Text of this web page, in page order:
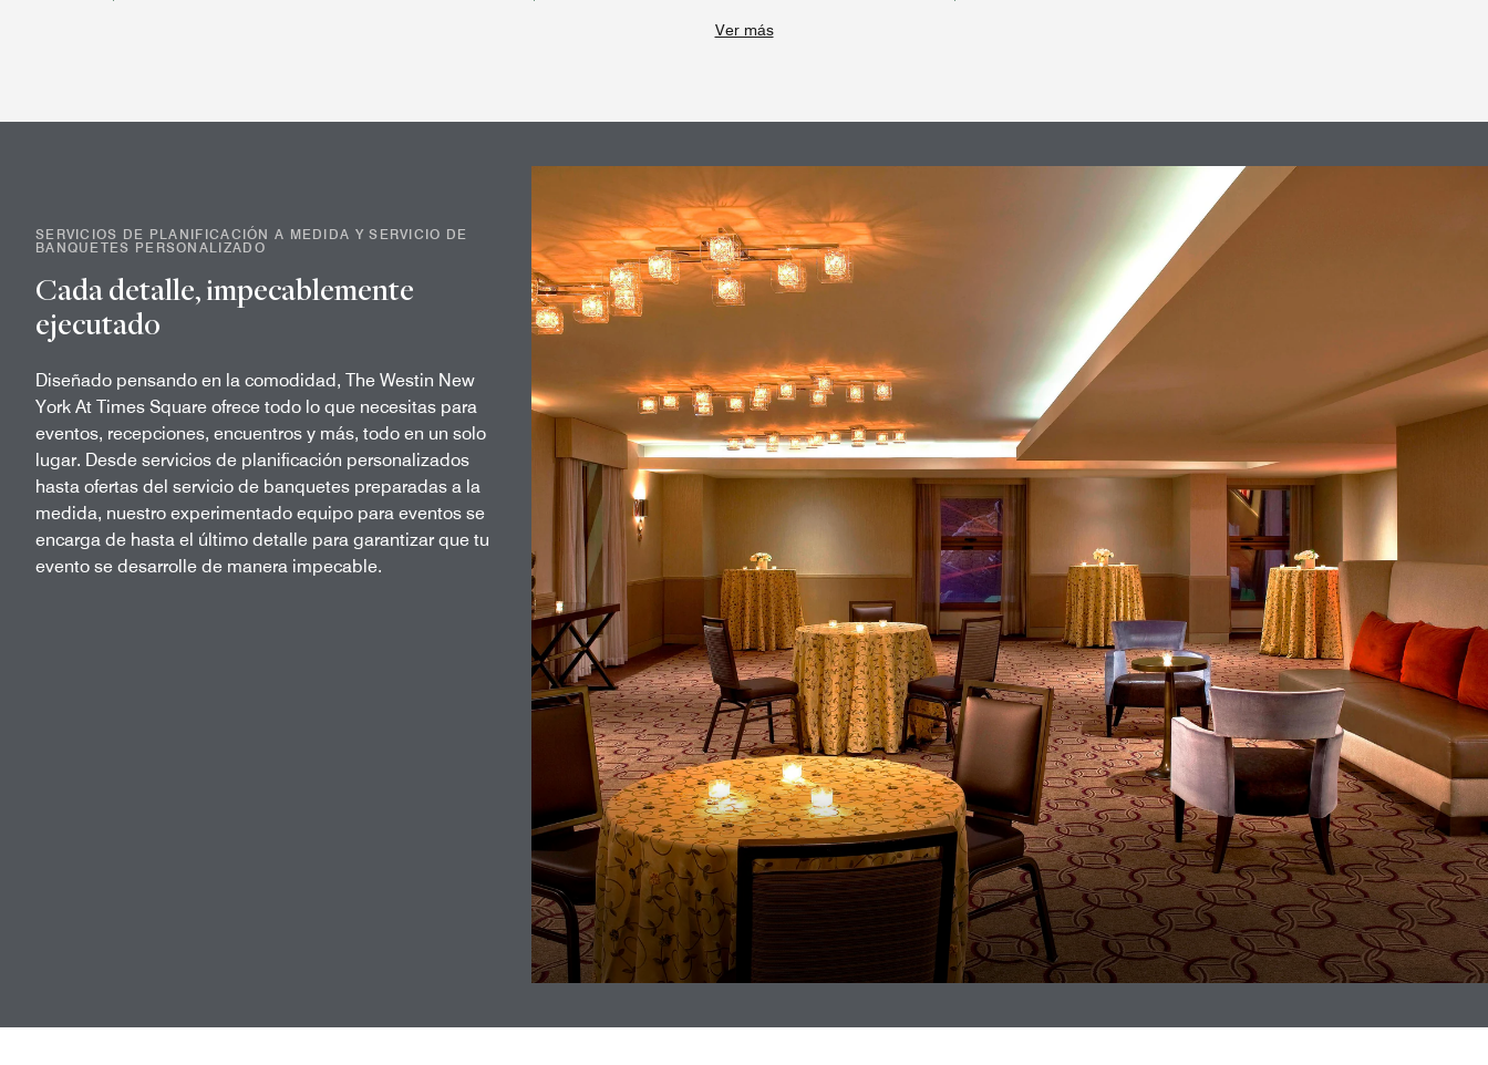
Ver más
SERVICIOS DE PLANIFICACIÓN A MEDIDA Y SERVICIO DE
BANQUETES PERSONALIZADO
Cada detalle, impecablemente
ejecutado
Diseñado pensando en la comodidad, The Westin New
York At Times Square ofrece todo lo que necesitas para
eventos, recepciones, encuentros y más, todo en un solo
lugar. Desde servicios de planificación personalizados
hasta ofertas del servicio de banquetes preparadas a la
medida, nuestro experimentado equipo para eventos se
encarga de hasta el último detalle para garantizar que tu
evento se desarrolle de manera impecable.